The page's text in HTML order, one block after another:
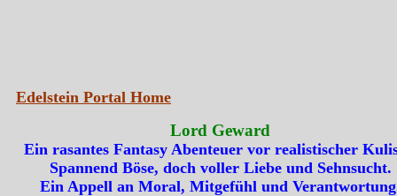
Edelstein Portal Home
Lord Geward
Ein rasantes Fantasy Abenteuer vor realistischer
Spannend Böse, doch voller Liebe und Sehnsucht.
Ein Appell an Moral, Mitgefühl und